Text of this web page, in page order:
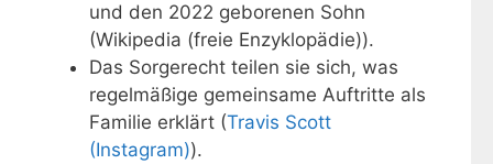
und den 2022 geborenen Sohn
(Wikipedia (freie Enzyklopädie)).
Das Sorgerecht teilen sie sich, was
regelmäßige gemeinsame Auftritte als
Familie erklärt (Travis Scott
(Instagram)).